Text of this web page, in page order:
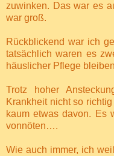
zuwinken. Das war es
war groß.
Rückblickend war ich
tatsächlich waren es
häuslicher Pflege
Trotz hoher
Krankheit nicht so
kaum etwas davon. Es
vonnöten….
Wie auch immer, ich